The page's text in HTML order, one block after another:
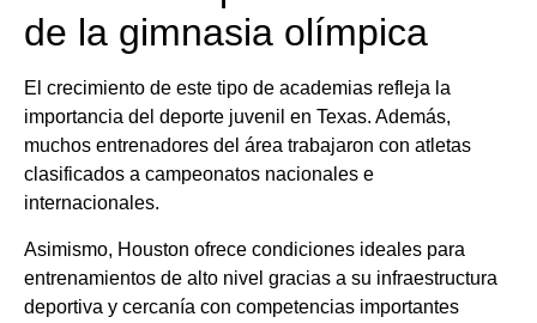
de la gimnasia olímpica
El crecimiento de este tipo de academias refleja la
importancia del deporte juvenil en Texas. Además,
muchos entrenadores del área trabajaron con atletas
clasificados a campeonatos nacionales e
internacionales.
Asimismo, Houston ofrece condiciones ideales para
entrenamientos de alto nivel gracias a su infraestructura
deportiva y cercanía con competencias importantes